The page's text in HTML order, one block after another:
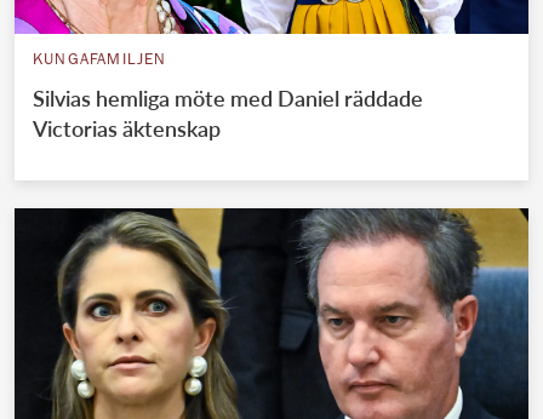
KUNGAFAMILJEN
Silvias hemliga möte med Daniel räddade
Victorias äktenskap